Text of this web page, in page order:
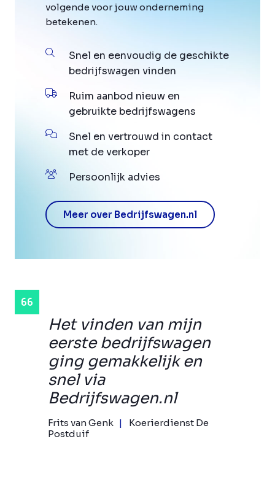
Het vinden van mijn
eerste bedrijfswagen
ging gemakkelijk en
snel via
Bedrijfswagen.nl
Frits van Genk
Koerierdienst De
Postduif
volgende voor jouw onderneming
betekenen.
Snel en eenvoudig de geschikte
bedrijfswagen vinden
Ruim aanbod nieuw en
gebruikte bedrijfswagens
Snel en vertrouwd in contact
met de verkoper
Persoonlijk advies
Meer over Bedrijfswagen.nl